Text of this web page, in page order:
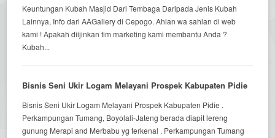
Keuntungan Kubah Masjid Dari Tembaga Daripada Jenis Kubah
Lainnya, Info dari AAGallery di Cepogo. Ahlan wa sahlan di web
kami ! Apakah diijinkan tim marketing kami membantu Anda ?
Kubah...
Bisnis Seni Ukir Logam Melayani Prospek Kabupaten Pidie
Bisnis Seni Ukir Logam Melayani Prospek Kabupaten Pidie .
Perkampungan Tumang, Boyolali-Jateng berada diapit lereng
gunung Merapi and Merbabu yg terkenal . Perkampungan Tumang